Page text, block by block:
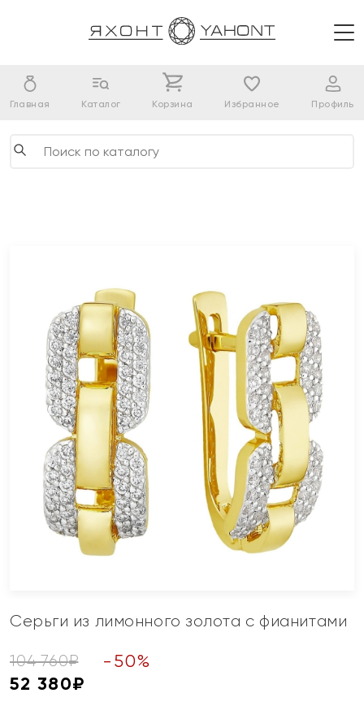
Главная Каталог Корзина Избранное Профиль
Серьги из лимонного золота с фианитами
104 760₽ - 50%
52 380₽